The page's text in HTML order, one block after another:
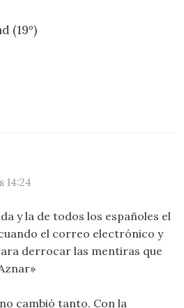
(19º)
14:24
y la de todos los españoles el
el correo electrónico y
derrocar las mentiras que
cambió tanto. Con la